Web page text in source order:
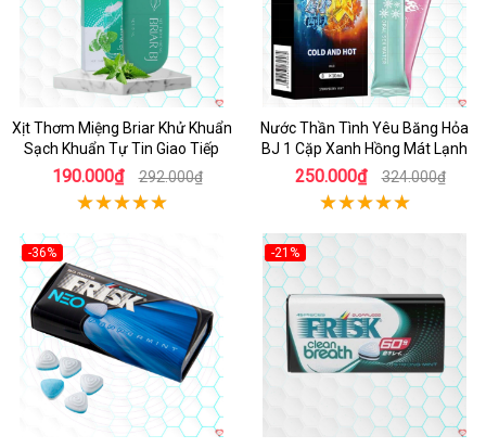
Xịt Thơm Miệng Briar Khử Khuẩn
Sạch Khuẩn Tự Tin Giao Tiếp
190.000₫ 292.000₫
Nước Thần Tình Yêu Băng Hỏa
BJ 1 Cặp Xanh Hồng Mát Lạnh
250.000₫ 324.000₫
-36%
Hot
-21%
Hot